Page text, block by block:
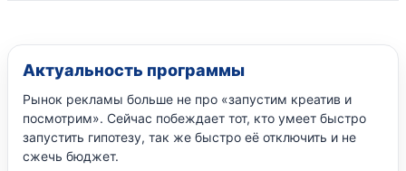
Актуальность программы
Рынок рекламы больше не про «запустим креатив и
посмотрим». Сейчас побеждает тот, кто умеет быстро
запустить гипотезу, так же быстро её отключить и не
сжечь бюджет.